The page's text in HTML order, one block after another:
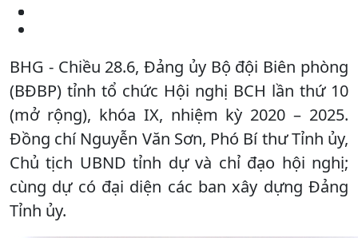
BHG - Chiều 28.6, Đảng ủy Bộ đội Biên phòng
(BĐBP) tỉnh tổ chức Hội nghị BCH lần thứ 10
(mở rộng), khóa IX, nhiệm kỳ 2020 – 2025.
Đồng chí Nguyễn Văn Sơn, Phó Bí thư Tỉnh ủy,
Chủ tịch UBND tỉnh dự và chỉ đạo hội nghị;
cùng dự có đại diện các ban xây dựng Đảng
Tỉnh ủy.